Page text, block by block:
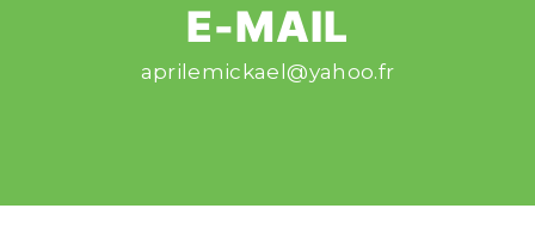
E-MAIL
aprilemickael@yahoo.fr